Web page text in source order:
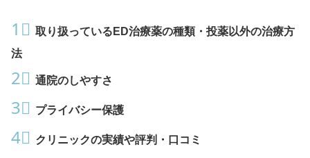
1⃣ 取り扱っているED治療薬の種類・投薬以外の治療方
法
2⃣ 通院のしやすさ
3⃣ プライバシー保護
4⃣ クリニックの実績や評判・口コミ